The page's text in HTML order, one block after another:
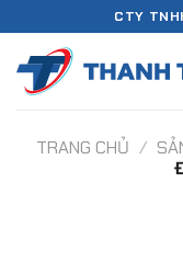
đến
nội
dung
CTY
TRANG CHỦ /